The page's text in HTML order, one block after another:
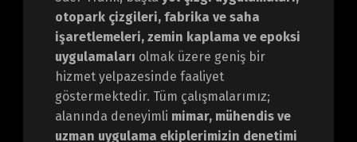
otopark çizgileri, fabrika ve saha
işaretlemeleri, zemin kaplama ve epoksi
uygulamaları olmak üzere geniş bir
hizmet yelpazesinde faaliyet
göstermektedir. Tüm çalışmalarımız;
alanında deneyimli mimar, mühendis ve
uzman uygulama ekiplerimizin denetimi